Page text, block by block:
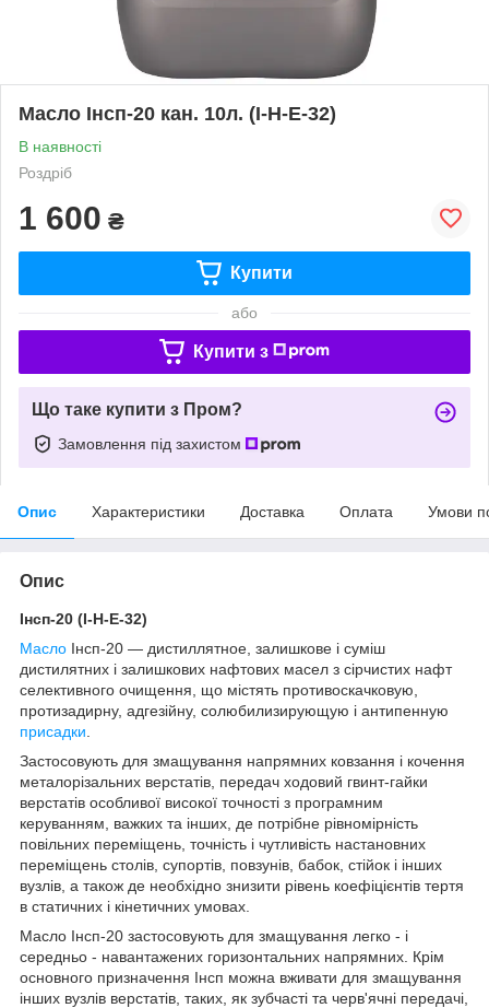
Масло Інсп-20 кан. 10л. (І-Н-Е-32)
В наявності
Роздріб
1 600 ₴
Купити
або
Купити з
Що таке купити з Пром?
Замовлення під захистом
Опис Характеристики Доставка Оплата Умови
Опис
Інсп-20 (І-Н-Е-32)
Масло Інсп-20 — дистиллятное, залишкове і суміш
дистилятних і залишкових нафтових масел з сірчистих нафт
селективного очищення, що містять противоскачковую,
протизадирну, адгезійну, солюбилизирующую і антипенную
присадки
Застосовують для змащування напрямних ковзання і кочення
металорізальних верстатів, передач ходовий гвинт-гайки
верстатів особливої високої точності з програмним
керуванням, важких та інших, де потрібне рівномірність
повільних переміщень, точність і чутливість настановних
переміщень столів, супортів, повзунів, бабок, стійок і інших
вузлів, а також де необхідно знизити рівень коефіцієнтів тертя
в статичних і кінетичних умовах.
Масло Інсп-20 застосовують для змащування легко - і
середньо - навантажених горизонтальних напрямних. Крім
основного призначення Інсп можна вживати для змащування
інших вузлів верстатів, таких, як зубчасті та черв'ячні передачі,